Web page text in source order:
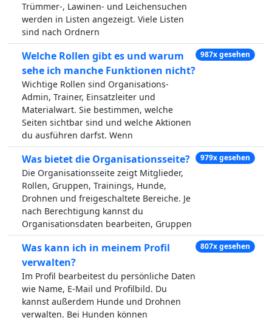
Trümmer-, Lawinen- und Leichensuchen
werden in Listen angezeigt. Viele Listen
sind nach Ordnern
Welche Rollen gibt es und warum
sehe ich manche Funktionen nicht?
Wichtige Rollen sind Organisations-
Admin, Trainer, Einsatzleiter und
Materialwart. Sie bestimmen, welche
Seiten sichtbar sind und welche Aktionen
du ausführen darfst. Wenn
987x gesehen
Was bietet die Organisationsseite?
Die Organisationsseite zeigt Mitglieder,
Rollen, Gruppen, Trainings, Hunde,
Drohnen und freigeschaltete Bereiche. Je
nach Berechtigung kannst du
Organisationsdaten bearbeiten, Gruppen
979x gesehen
Was kann ich in meinem Profil
verwalten?
Im Profil bearbeitest du persönliche Daten
wie Name, E-Mail und Profilbild. Du
kannst außerdem Hunde und Drohnen
verwalten. Bei Hunden können
807x gesehen